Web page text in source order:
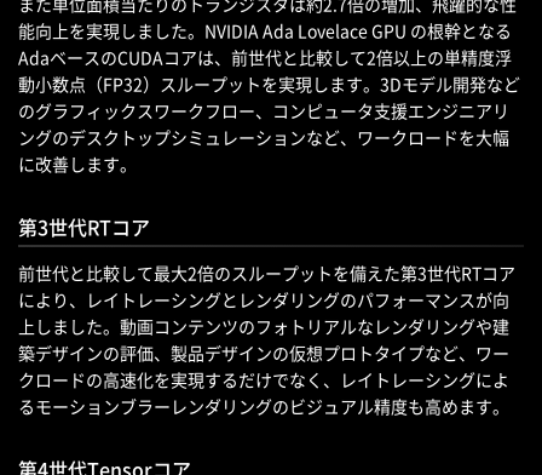
能向上を実現しました。NVIDIA Ada Lovelace GPU の根幹となる
AdaベースのCUDAコアは、前世代と比較して2倍以上の単精度浮
動小数点（FP32）スループットを実現します。3Dモデル開発など
のグラフィックスワークフロー、コンピュータ支援エンジニアリ
ングのデスクトップシミュレーションなど、ワークロードを大幅
に改善します。
第3世代RTコア
前世代と比較して最大2倍のスループットを備えた第3世代RTコア
により、レイトレーシングとレンダリングのパフォーマンスが向
上しました。動画コンテンツのフォトリアルなレンダリングや建
築デザインの評価、製品デザインの仮想プロトタイプなど、ワー
クロードの高速化を実現するだけでなく、レイトレーシングによ
るモーションブラーレンダリングのビジュアル精度も高めます。
第4世代Tensorコア